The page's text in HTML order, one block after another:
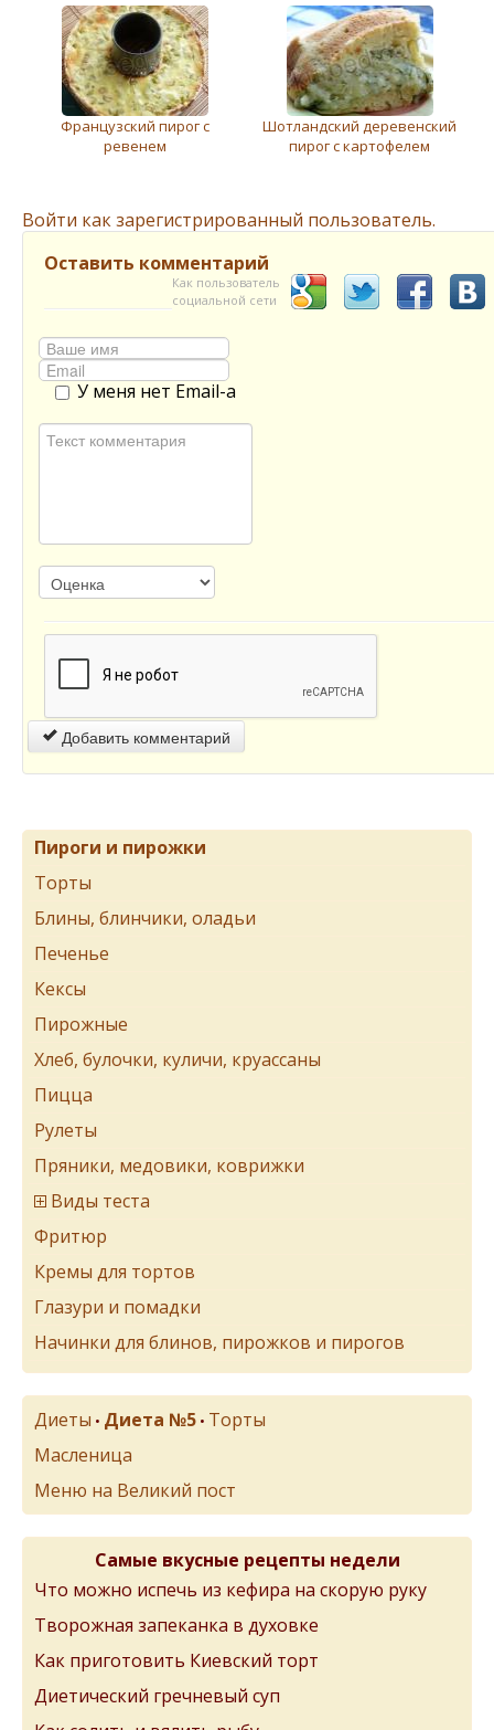
Французский пирог с
ревенем
Шотландский деревенский
пирог с картофелем
Войти как зарегистрированный пользователь.
Оставить комментарий
Как пользователь
социальной сети
У меня нет Email-а
Добавить комментарий
Пироги и пирожки
Торты
Блины, блинчики, оладьи
Печенье
Кексы
Пирожные
Хлеб, булочки, куличи, круассаны
Пицца
Рулеты
Пряники, медовики, коврижки
Виды теста
Фритюр
Кремы для тортов
Глазури и помадки
Начинки для блинов, пирожков и пирогов
Диеты • Диета №5 • Торты
Масленица
Меню на Великий пост
Самые вкусные рецепты недели
Что можно испечь из кефира на скорую руку
Творожная запеканка в духовке
Как приготовить Киевский торт
Диетический гречневый суп